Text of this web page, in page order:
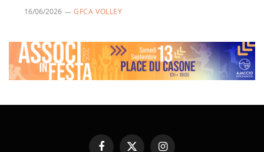
16/06/2026 GFCA VOLLEY